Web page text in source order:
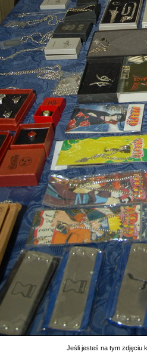
Jeśli jesteś na tym zdjęciu